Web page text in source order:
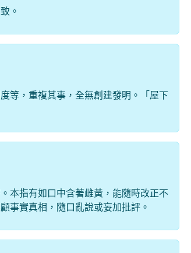
。
等，重複其事，全無創建發明。「屋下
本指有如口中含著雌黃，能隨時改正不
事實真相，隨口亂說或妄加批評。